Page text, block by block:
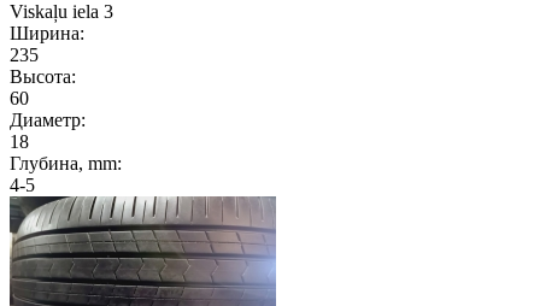
Viskaļu iela 3
Ширина:
235
Высота:
60
Диаметр:
18
Глубина, mm:
4-5